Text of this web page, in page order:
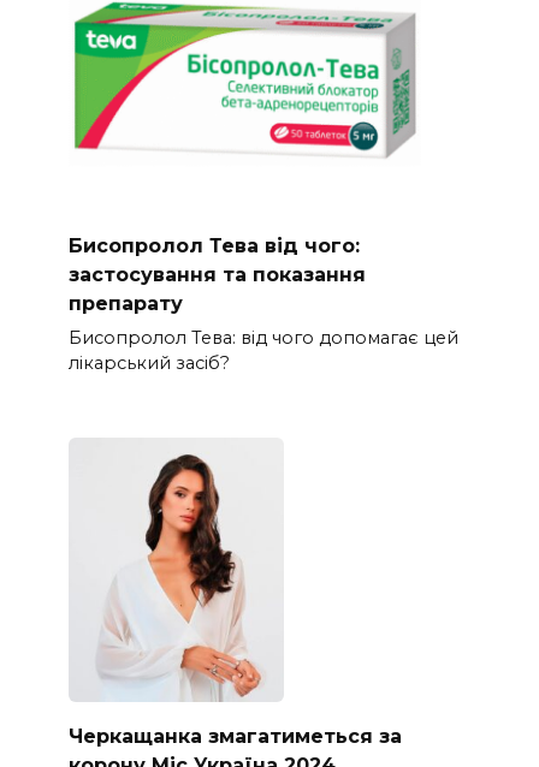
Бисопролол Тева від чого:
застосування та показання
препарату
Бисопролол Тева: від чого допомагає цей
лікарський засіб?
Черкащанка змагатиметься за